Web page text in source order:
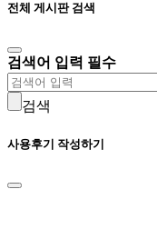
전체 게시판 검색
검색어 입력 필수
검색
사용후기 작성하기